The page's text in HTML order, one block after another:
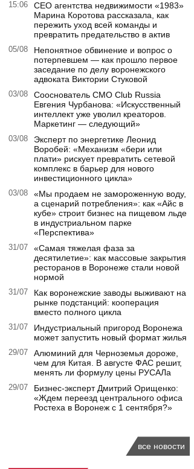
15:06
CEO агентства недвижимости «1983»
Марина Коротова рассказала, как
пережить уход всей команды и
превратить предательство в актив
05/08
Непонятное обвинение и вопрос о
потерпевшем — как прошло первое
заседание по делу воронежского
адвоката Виктории Стуковой
03/08
Сооснователь CMO Club Russia
Евгения Чурбанова: «Искусственный
интеллект уже уволил креаторов.
Маркетинг — следующий»
03/08
Эксперт по энергетике Леонид
Воробей: «Механизм «бери или
плати» рискует превратить сетевой
комплекс в барьер для нового
инвестиционного цикла»
03/08
«Мы продаем не замороженную воду,
а сценарий потребления»: как «Айс в
кубе» строит бизнес на пищевом льде
в индустриальном парке
«Перспектива»
31/07
«Самая тяжелая фаза за
десятилетие»: как массовые закрытия
ресторанов в Воронеже стали новой
нормой
31/07
Как воронежские заводы выживают на
рынке подстанций: кооперация
вместо полного цикла
31/07
Индустриальный пригород Воронежа
может запустить новый формат жилья
29/07
Алюминий для Черноземья дороже,
чем для Китая. В августе ФАС решит,
менять ли формулу цены РУСАЛа
29/07
Бизнес-эксперт Дмитрий Орищенко:
«Ждем переезд центрального офиса
Ростеха в Воронеж с 1 сентября?»
все новости